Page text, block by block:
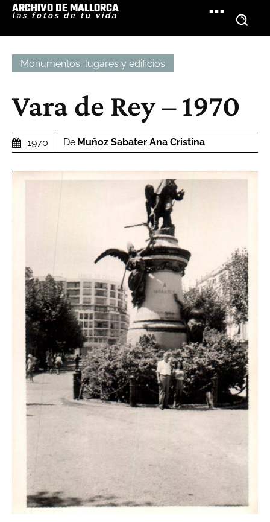
ARCHIVO DE MALLORCA
las fotos de tu vida
Monumentos, lugares y edificios
Vara de Rey – 1970
1970 De Muñoz Sabater Ana Cristina